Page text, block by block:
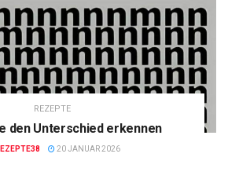
REZEPTE
den Unterschied erkennen
20 JANUAR 2026